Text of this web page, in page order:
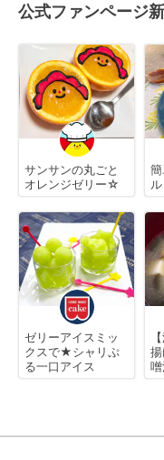
公式ファンページ
サンサンの丸ごと
オレンジゼリー☆
ル
ゼリーアイスミッ
クスで★シャリぷ
る一口アイス